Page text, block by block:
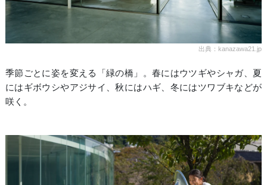
出典：kanazawa21.jp
季節ごとに姿を変える「緑の橋」。春にはウツギやシャガ、夏
にはギボウシやアジサイ、秋にはハギ、冬にはツワブキなどが
咲く。